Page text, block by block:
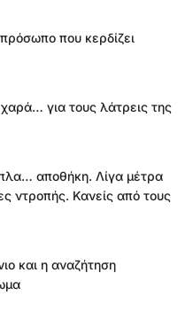
που κερδίζει
για τους λάτρεις της
αποθήκη. Λίγα μέτρα
ντροπής. Κανείς από τους
και η αναζήτηση